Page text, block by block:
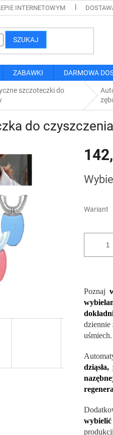
INTERNETOWYM
SZUKAJ
ZABAWKI DARMOWA
szczoteczki do
do
Wariant
Poznaj
dziennie
uśmiech.